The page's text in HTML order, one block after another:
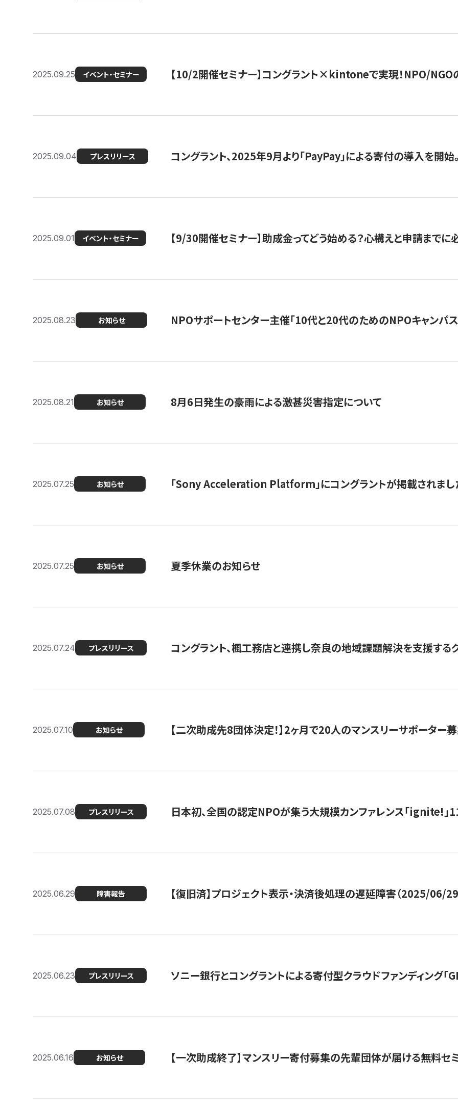
2025.09.25 イベント・セミナー 【10/2開催セミナー】コングラント×kintoneで実現！NPO/NGO
2025.09.04 プレスリリース コングラント、2025年9月より「PayPay」による寄付の導入を開始
2025.09.01 イベント・セミナー 【9/30開催セミナー】助成金ってどう始める？心構えと申請まで
2025.08.23 お知らせ NPOサポートセンター主催「10代と20代のためのNPOキャンパ
2025.08.21 お知らせ 8月6日発生の豪雨による激甚災害指定について
2025.07.25 お知らせ 「Sony Acceleration Platform」にコングラントが掲載されまし
2025.07.25 お知らせ 夏季休業のお知らせ
2025.07.24 プレスリリース コングラント、楓工務店と連携し奈良の地域課題解決を支援する
2025.07.10 お知らせ 【二次助成先8団体決定！】2ヶ月で20人のマンスリーサポーター
2025.07.08 プレスリリース 日本初、全国の認定NPOが集う大規模カンファレンス「ignite!」
2025.06.29 障害報告 【復旧済】プロジェクト表示・決済後処理の遅延障害（2025/06/29
2025.06.23 プレスリリース ソニー銀行とコングラントによる寄付型クラウドファンディング
2025.06.16 お知らせ 【一次助成終了】マンスリー寄付募集の先輩団体が届ける無料セ